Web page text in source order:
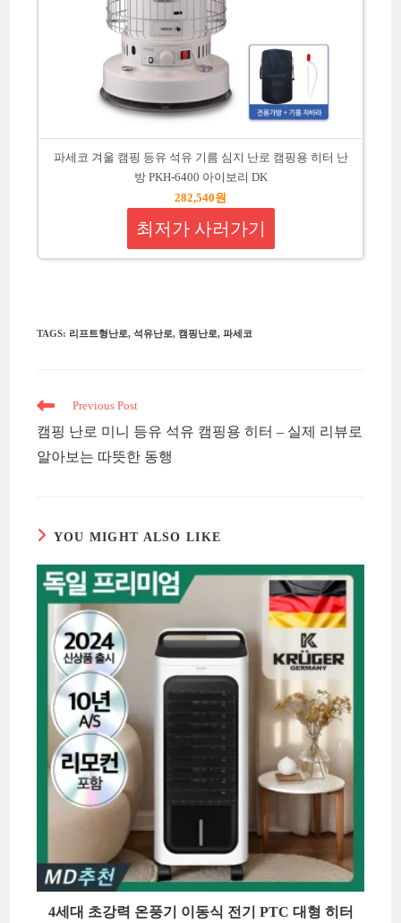
파세코 겨울 캠핑 등유 석유 기름 심지 난로 캠핑용 히터 난
방 PKH-6400 아이보리 DK
282,540원
최저가 사러가기
TAGS: 리프트형난로, 석유난로, 캠핑난로, 파세코
Read
articles
Previous Post
캠핑 난로 미니 등유 석유 캠핑용 히터 – 실제 리뷰로
알아보는 따뜻한 동행
YOU MIGHT ALSO LIKE
4세대 초강력 온풍기 이동식 전기 PTC 대형 히터